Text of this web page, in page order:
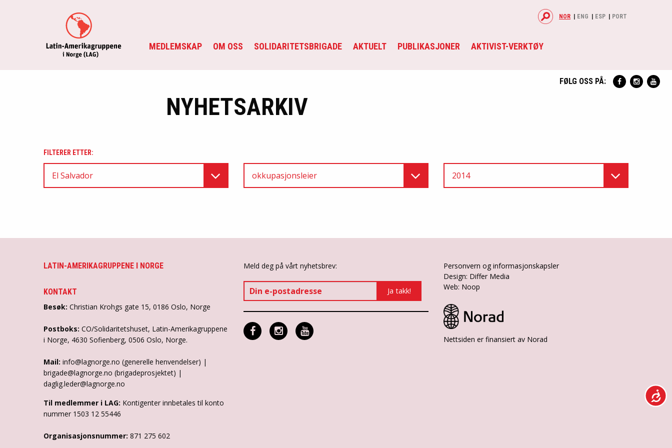
MEDLEMSKAP OM OSS SOLIDARITETSBRIGADE AKTUELT PUBLIKASJONER AKTIVIST-VERKTØY
NOR ENG ESP PORT
FØLG OSS PÅ:
NYHETSARKIV
FILTERER ETTER:
El Salvador okkupasjonsleier 2014
LATIN-AMERIKAGRUPPENE I NORGE
KONTAKT
Besøk: Christian Krohgs gate 15, 0186 Oslo, Norge
Postboks: CO/Solidaritetshuset, Latin-Amerikagruppene
i Norge, 4630 Sofienberg, 0506 Oslo, Norge.
Mail: info@lagnorge.no (generelle henvendelser) |
brigade@lagnorge.no (brigadeprosjektet) |
daglig.leder@lagnorge.no
Til medlemmer i LAG: Kontigenter innbetales til konto
nummer 1503 12 55446
Organisasjonsnummer: 871 275 602
Meld deg på vårt nyhetsbrev:
Personvern og informasjonskapsler
Design: Differ Media
Web: Noop
Nettsiden er finansiert av Norad